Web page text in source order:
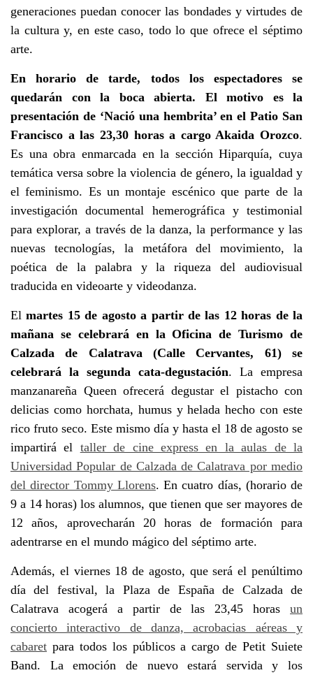
generaciones puedan conocer las bondades y virtudes de
la cultura y, en este caso, todo lo que ofrece el séptimo
arte.
En horario de tarde, todos los espectadores se
quedarán con la boca abierta. El motivo es la
presentación de ‘Nació una hembrita’ en el Patio San
Francisco a las 23,30 horas a cargo Akaida Orozco.
Es una obra enmarcada en la sección Hiparquía, cuya
temática versa sobre la violencia de género, la igualdad y
el feminismo. Es un montaje escénico que parte de la
investigación documental hemerográfica y testimonial
para explorar, a través de la danza, la performance y las
nuevas tecnologías, la metáfora del movimiento, la
poética de la palabra y la riqueza del audiovisual
traducida en videoarte y videodanza.
Elmartes 15 de agosto a partir de las 12 horas de la
mañana se celebrará en la Oficina de Turismo de
Calzada de Calatrava (Calle Cervantes, 61) se
celebrará la segunda cata-degustación. La empresa
manzanareña Queen ofrecerá degustar el pistacho con
delicias como horchata, humus y helada hecho con este
rico fruto seco. Este mismo día y hasta el 18 de agosto se
impartirá el taller de cine express en la aulas de la
Universidad Popular de Calzada de Calatrava por medio
del director Tommy Llorens. En cuatro días, (horario de
9 a 14 horas) los alumnos, que tienen que ser mayores de
12 años, aprovecharán 20 horas de formación para
adentrarse en el mundo mágico del séptimo arte.
Además, el viernes 18 de agosto, que será el penúltimo
día del festival, la Plaza de España de Calzada de
Calatrava acogerá a partir de las 23,45 horas un
concierto interactivo de danza, acrobacias aéreas y
cabaret para todos los públicos a cargo de Petit Suiete
Band. La emoción de nuevo estará servida y los